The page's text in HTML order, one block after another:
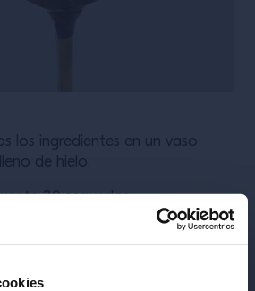
los ingredientes en un vaso
de hielo.
30 segundos.